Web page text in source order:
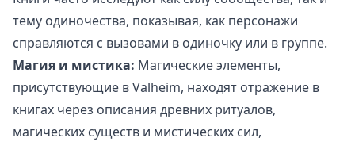
тему одиночества, показывая, как персонажи
справляются с вызовами в одиночку или в группе.
Магия и мистика: Магические элементы,
присутствующие в Valheim, находят отражение в
книгах через описания древних ритуалов,
магических существ и мистических сил,